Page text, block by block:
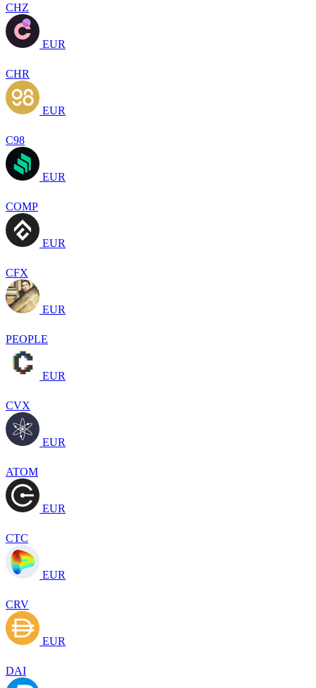
CHZ
EUR
CHR
EUR
C98
EUR
COMP
EUR
CFX
EUR
PEOPLE
EUR
CVX
EUR
ATOM
EUR
CTC
EUR
CRV
EUR
DAI